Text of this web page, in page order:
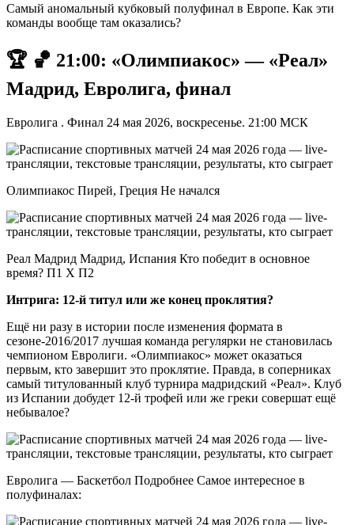
Самый аномальный кубковый полуфинал в Европе. Как эти
команды вообще там оказались?
🏆 🏀 21:00: «Олимпиакос» — «Реал»
Мадрид, Евролига, финал
Евролига . Финал 24 мая 2026, воскресенье. 21:00 МСК
Олимпиакос Пирей, Греция Не начался
Реал Мадрид Мадрид, Испания Кто победит в основное
время? П1 X П2
Интрига: 12-й титул или же конец проклятия?
Ещё ни разу в истории после изменения формата в
сезоне-2016/2017 лучшая команда регулярки не становилась
чемпионом Евролиги. «Олимпиакос» может оказаться
первым, кто завершит это проклятие. Правда, в соперниках
самый титулованный клуб турнира мадридский «Реал». Клуб
из Испании добудет 12-й трофей или же греки совершат ещё
небывалое?
Евролига — Баскетбол Подробнее Самое интересное в
полуфиналах: